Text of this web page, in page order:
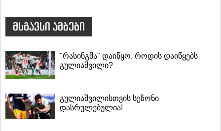
მსგავსი ამბები
"რასინგმა" დაიწყო, როდის დაიწყებს
გულიაშვილი?
გულიაშვილისთვის სეზონი
დასრულებულია!